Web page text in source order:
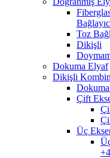
Toz
Dikişli
Dokuma Elyaf
Dikişli
Çift
Üç